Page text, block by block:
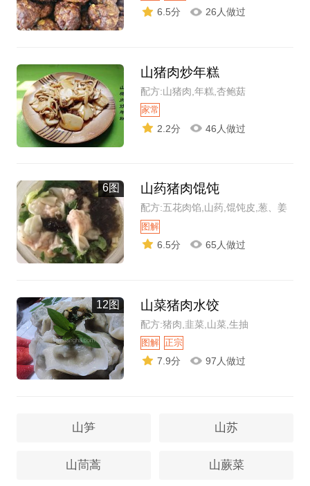
6.5分 26人做过
山猪肉炒年糕
配方:山猪肉,年糕,杏鲍菇
家常
2.2分 46人做过
6图 山药猪肉馄饨
配方:五花肉馅,山药,馄饨皮,葱、姜
图解
6.5分 65人做过
12图 山菜猪肉水饺
配方:猪肉,韭菜,山菜,生抽
图解 正宗
7.9分 97人做过
山笋 山苏
山茼蒿 山蕨菜